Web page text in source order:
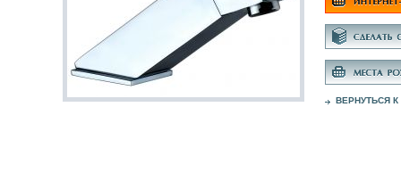
ВЕРНУТЬСЯ К